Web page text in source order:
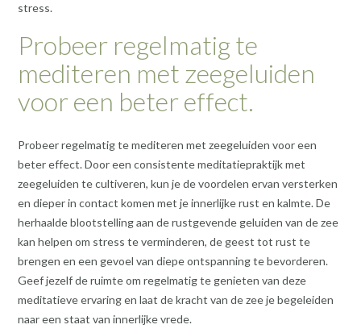
stress.
Probeer regelmatig te
mediteren met zeegeluiden
voor een beter effect.
Probeer regelmatig te mediteren met zeegeluiden voor een
beter effect. Door een consistente meditatiepraktijk met
zeegeluiden te cultiveren, kun je de voordelen ervan versterken
en dieper in contact komen met je innerlijke rust en kalmte. De
herhaalde blootstelling aan de rustgevende geluiden van de zee
kan helpen om stress te verminderen, de geest tot rust te
brengen en een gevoel van diepe ontspanning te bevorderen.
Geef jezelf de ruimte om regelmatig te genieten van deze
meditatieve ervaring en laat de kracht van de zee je begeleiden
naar een staat van innerlijke vrede.